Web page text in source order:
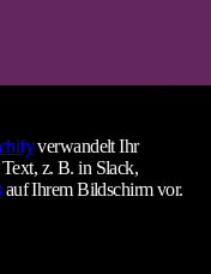
verwandelt Ihr
z. B. in Slack,
auf Ihrem Bildschirm vor.